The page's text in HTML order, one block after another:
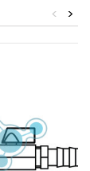
>
<